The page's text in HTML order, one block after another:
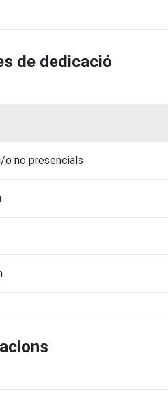
de dedicació
no presencials